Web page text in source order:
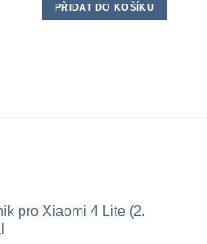
PŘIDAT DO KOŠÍKU
pro Xiaomi 4 Lite (2.